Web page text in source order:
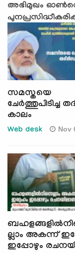
അഭിമുഖം
സമസ്തയെ
ചേര്‍ത്തുപിടിച്ച
കാലം
Web desk Nov
ല്ലാം അകന്ന്
ഇപ്പോഴും